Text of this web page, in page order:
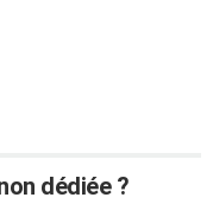
dédiée ?